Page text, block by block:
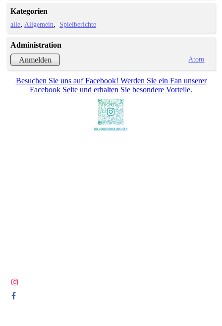
Kategorien
alle Allgemein Spielberichte
Administration
Anmelden
Atom
Besuchen Sie uns auf Facebook! Werden Sie ein Fan unserer
Facebook Seite und erhalten Sie besondere Vorteile.